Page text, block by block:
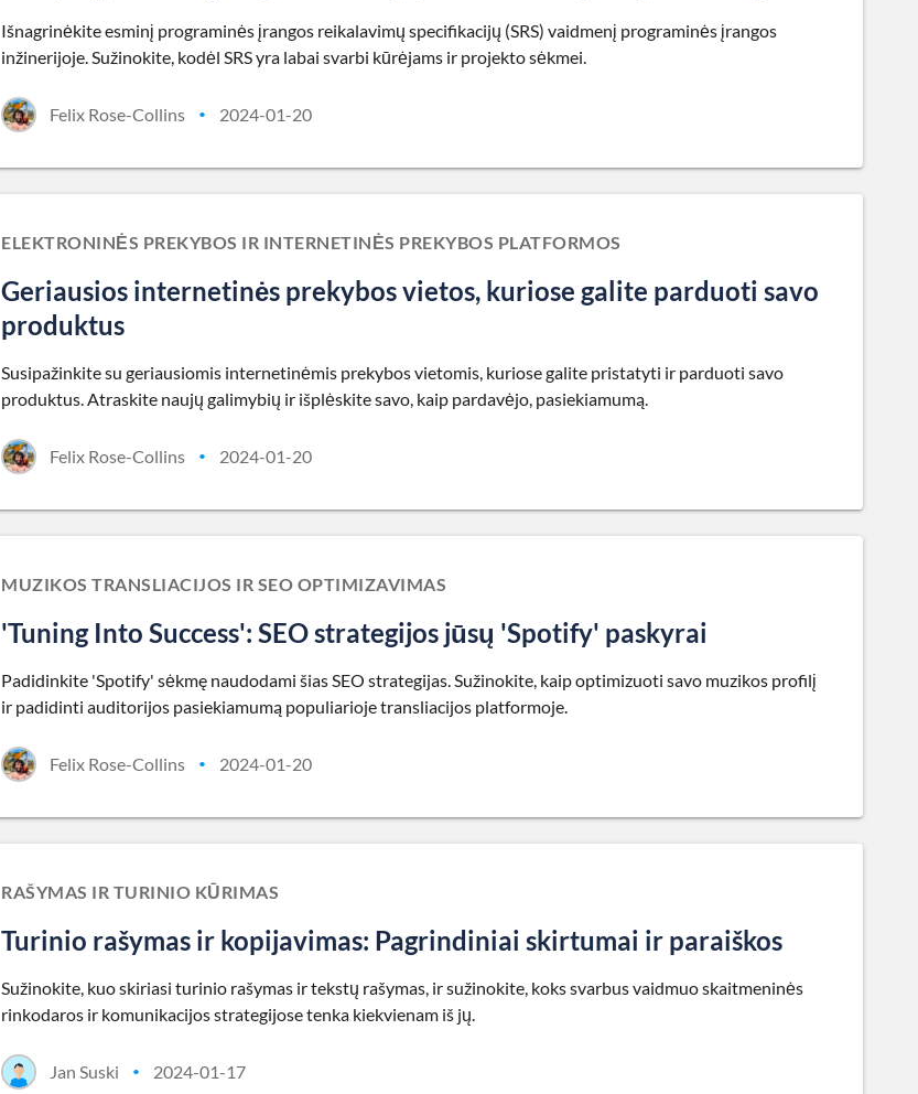
Išnagrinėkite esminį programinės įrangos reikalavimų specifikacijų (SRS) vaidmenį programinės įrangos
inžinerijoje. Sužinokite, kodėl SRS yra labai svarbi kūrėjams ir projekto sėkmei.
Felix Rose-Collins • 2024-01-20
ELEKTRONINĖS PREKYBOS IR INTERNETINĖS PREKYBOS PLATFORMOS
Geriausios internetinės prekybos vietos, kuriose galite parduoti savo
produktus
Susipažinkite su geriausiomis internetinėmis prekybos vietomis, kuriose galite pristatyti ir parduoti savo
produktus. Atraskite naujų galimybių ir išplėskite savo, kaip pardavėjo, pasiekiamumą.
Felix Rose-Collins • 2024-01-20
MUZIKOS TRANSLIACIJOS IR SEO OPTIMIZAVIMAS
'Tuning Into Success': SEO strategijos jūsų 'Spotify' paskyrai
Padidinkite 'Spotify' sėkmę naudodami šias SEO strategijas. Sužinokite, kaip optimizuoti savo muzikos profilį
ir padidinti auditorijos pasiekiamumą populiarioje transliacijos platformoje.
Felix Rose-Collins • 2024-01-20
RAŠYMAS IR TURINIO KŪRIMAS
Turinio rašymas ir kopijavimas: Pagrindiniai skirtumai ir paraiškos
Sužinokite, kuo skiriasi turinio rašymas ir tekstų rašymas, ir sužinokite, koks svarbus vaidmuo skaitmeninės
rinkodaros ir komunikacijos strategijose tenka kiekvienam iš jų.
Jan Suski • 2024-01-17